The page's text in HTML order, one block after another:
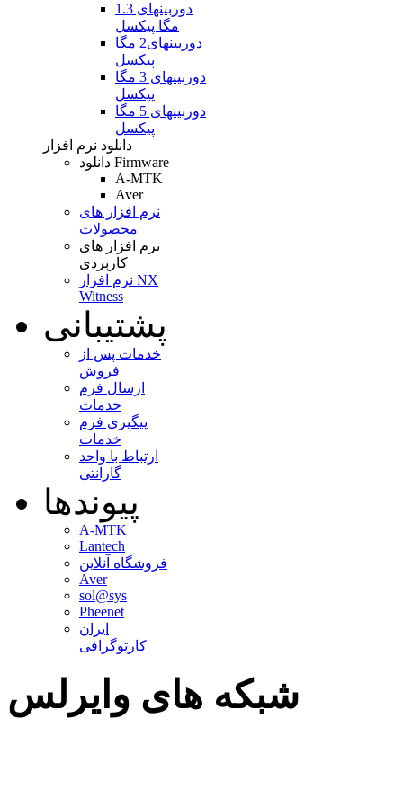
دوربینهای 1.3
مگا پیکسل
دوربینهای2 مگا
پیکسل
دوربینهای 3 مگا
پیکسل
دوربینهای 5 مگا
پیکسل
دانلود نرم افزار
دانلود Firmware
A-MTK
Aver
نرم افزار های
محصولات
نرم افزار های
کاربردی
نرم افزار NX
Witness
پشتیبانی
خدمات پس از
فروش
ارسال فرم
خدمات
پیگیری فرم
خدمات
ارتباط با واحد
گارانتی
پیوندها
A-MTK
Lantech
فروشگاه آنلاین
Aver
sol@sys
Pheenet
ایران
کارتوگرافی
شبکه های وایرلس